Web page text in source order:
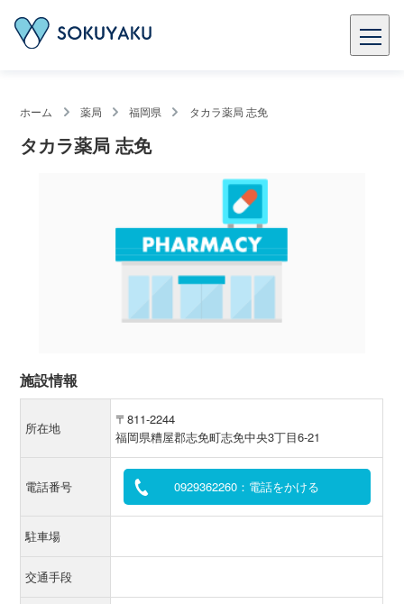
ホーム 薬局 福岡県 タカラ薬局 志免
タカラ薬局 志免
施設情報
所在地
〒811-2244
福岡県糟屋郡志免町志免中央3丁目6-21
電話番号 0929362260：電話をかける
駐車場
交通手段